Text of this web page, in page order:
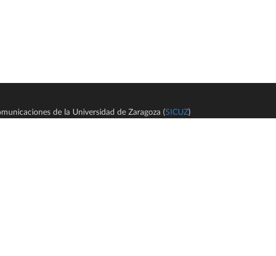
de la Universidad de Zaragoza (SICUZ)